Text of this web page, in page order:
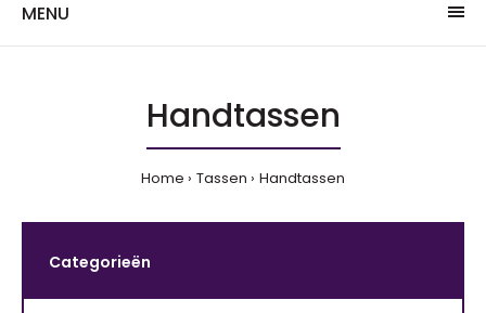
MENU
Handtassen
Home Tassen Handtassen
Categorieën